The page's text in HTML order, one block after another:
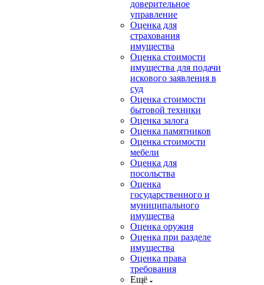
доверительное
управление
Оценка для
страхования
имущества
Оценка стоимости
имущества для подачи
искового заявления в
суд
Оценка стоимости
бытовой техники
Оценка залога
Оценка памятников
Оценка стоимости
мебели
Оценка для
посольства
Оценка
государственного и
муниципального
имущества
Оценка оружия
Оценка при разделе
имущества
Оценка права
требования
Ещё